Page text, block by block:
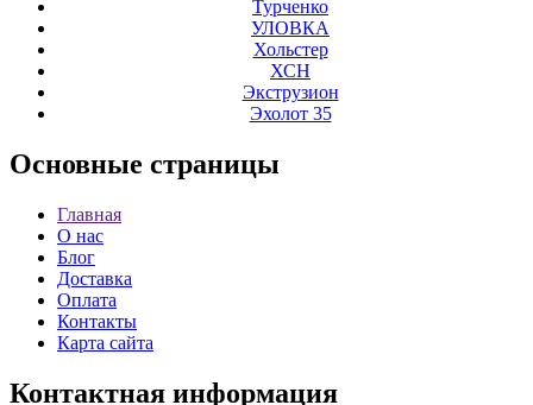
Турченко
УЛОВКА
Хольстер
ХСН
Экструзион
Эхолот 35
Основные страницы
Главная
О нас
Блог
Доставка
Оплата
Контакты
Карта сайта
Контактная информация